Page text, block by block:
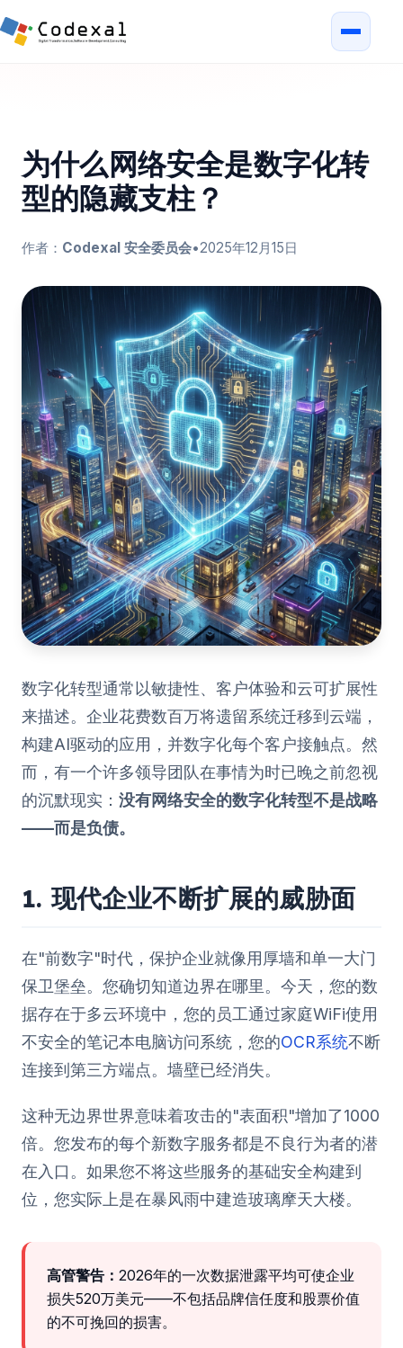
为什么网络安全是数字化转
型的隐藏支柱？
作者： Codexal 安全委员会•2025年12月15日
数字化转型通常以敏捷性、客户体验和云可扩展性
来描述。企业花费数百万将遗留系统迁移到云端，
构建AI驱动的应用，并数字化每个客户接触点。然
而，有一个许多领导团队在事情为时已晚之前忽视
的沉默现实： 没有网络安全的数字化转型不是战略
——而是负债。
1. 现代企业不断扩展的威胁面
在"前数字"时代，保护企业就像用厚墙和单一大门
保卫堡垒。您确切知道边界在哪里。今天，您的数
据存在于多云环境中，您的员工通过家庭WiFi使用
不安全的笔记本电脑访问系统，您的OCR系统不断
连接到第三方端点。墙壁已经消失。
这种无边界世界意味着攻击的"表面积"增加了1000
倍。您发布的每个新数字服务都是不良行为者的潜
在入口。如果您不将这些服务的基础安全构建到
位，您实际上是在暴风雨中建造玻璃摩天大楼。
高管警告： 2026年的一次数据泄露平均可使企业
损失520万美元——不包括品牌信任度和股票价值
的不可挽回的损害。